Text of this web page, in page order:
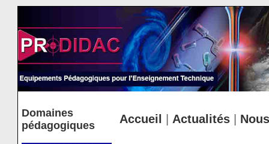
Domaines
pédagogiques
Accueil Actualités|
Cookies management panel